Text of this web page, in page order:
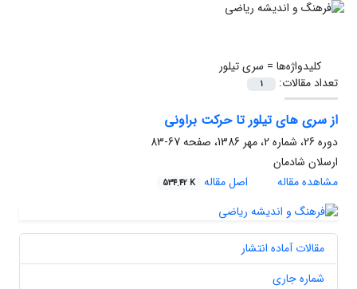
کلیدواژه‌ها = سری تیلور
تعداد مقالات:
1
از سری های تیلور تا حرکت براونی
دوره 26، شماره 2، مهر 1386، صفحه
67-83
ارسلان شادمان
مشاهده مقاله
اصل مقاله 534.42 K
مقالات آماده انتشار
شماره جاری